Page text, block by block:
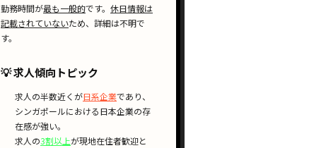
勤務時間が最も一般的です。 休日情報は
記載されていないため、詳細は不明で
す。
💡 求人傾向トピック
求人の半数近くが日系企業であり、
シンガポールにおける日本企業の存
在感が強い。
求人の3割以上が現地在住者歓迎と